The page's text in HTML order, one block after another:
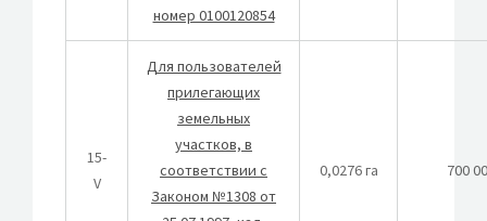
номер 0100120854
15-
V
Для пользователей
прилегающих
земельных
участков, в
соответствии с
Законом №1308 от
0,0276 га 700